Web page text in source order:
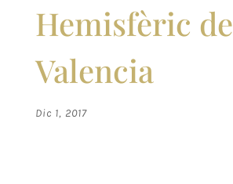
Hemisfèric de
Valencia
Dic 1, 2017